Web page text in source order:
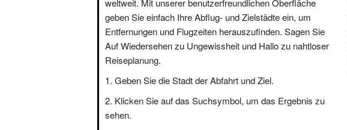
weltweit. Mit unserer benutzerfreundlichen Oberfläche
geben Sie einfach Ihre Abflug- und Zielstädte ein, um
Entfernungen und Flugzeiten herauszufinden. Sagen Sie
Auf Wiedersehen zu Ungewissheit und Hallo zu nahtloser
Reiseplanung.
Geben Sie die Stadt der Abfahrt und Ziel.
Klicken Sie auf das Suchsymbol, um das Ergebnis zu
sehen.